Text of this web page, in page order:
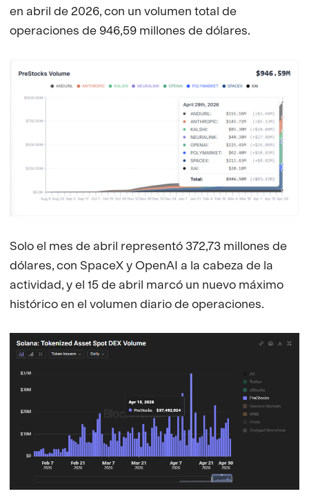
en abril de 2026, con un volumen total de
operaciones de 946,59 millones de dólares.
Solo el mes de abril representó 372,73 millones de
dólares, con SpaceX y OpenAI a la cabeza de la
actividad, y el 15 de abril marcó un nuevo máximo
histórico en el volumen diario de operaciones.